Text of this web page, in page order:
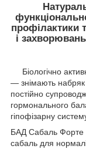
профілактики
і
Біологічно
— знімають набряк
постійно
гормонального
гіпофізарну
БАД Сабаль Форте
сабаль для